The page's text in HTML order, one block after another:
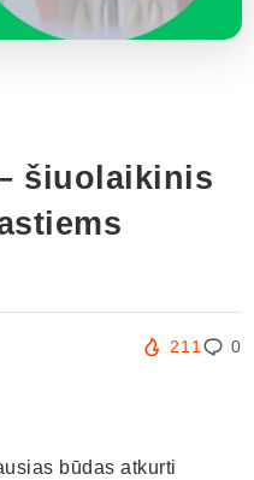
šiuolaikinis
211 0
būdas atkurti